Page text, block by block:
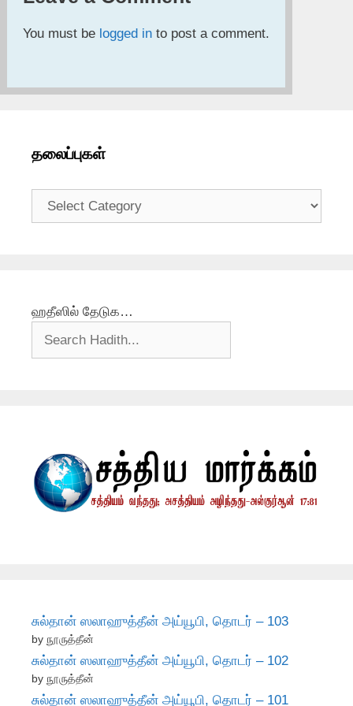
You must be logged in to post a comment.
தலைப்புகள்
தலைப்புகள்
ஹதீஸில் தேடுக…
சுல்தான் ஸலாஹுத்தீன் அய்யூபி, தொடர் – 103
by நூருத்தீன்
சுல்தான் ஸலாஹுத்தீன் அய்யூபி, தொடர் – 102
by நூருத்தீன்
சுல்தான் ஸலாஹுத்தீன் அய்யூபி, தொடர் – 101